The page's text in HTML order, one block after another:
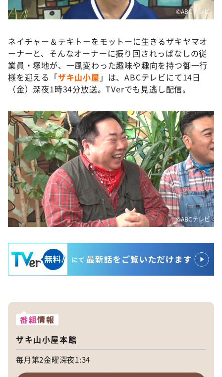
©️ABCテレビ
ネイチャー＆テキトーをモットーに生きるザキヤマオ
ーナーと、そんなオーナーに振り回されっぱなしの従
業員・塚地が、一風変わった趣味や趣向を持つ御一行
様を迎える「ザキ山小屋 」は、ABCテレビにて14日
（金）深夜1時34分放送。TVerでも見逃し配信。
©️ABCテレビ
番組情報
ザキ山小屋本館
毎月第2金曜深夜1:34